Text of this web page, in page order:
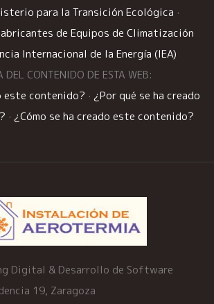
para la Transición Ecológica ·
de Equipos de Climatización
Internacional de la Energía (IEA)
DEL CONTENIDO DE ESTA WEB:
este contenido? · ¿Por qué se ha creado
· ¿Cómo se ha creado este contenido?
Digital & Desarrollo de Software
19, Zaragoza